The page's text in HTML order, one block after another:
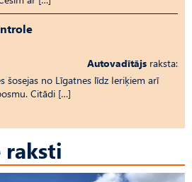
Autovadītājs raksta:
šosejas no Līgatnes līdz Ieriķiem arī
Citādi […]
raksti